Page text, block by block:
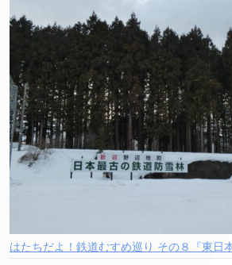
はたちだよ！鉄道むすめ巡り その８『東日